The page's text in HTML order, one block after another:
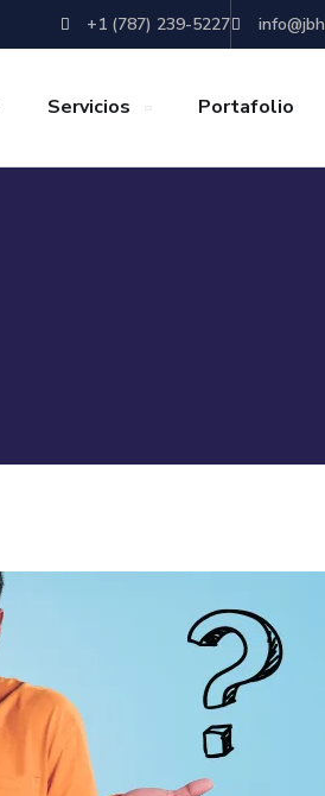
+1 (787) 239-5227
Servicios Portafolio